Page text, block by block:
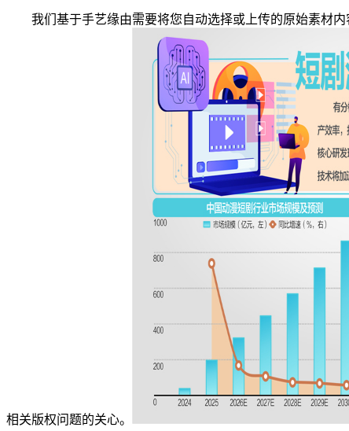
我们基于手艺缘由需要将您自动选择或上传的原始素材内
相关版权问题的关心。